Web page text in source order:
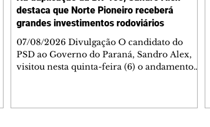
destaca que Norte Pioneiro receberá
grandes investimentos rodoviários
07/08/2026 Divulgação O candidato do
PSD ao Governo do Paraná, Sandro Alex,
visitou nesta quinta-feira (6) o andamento